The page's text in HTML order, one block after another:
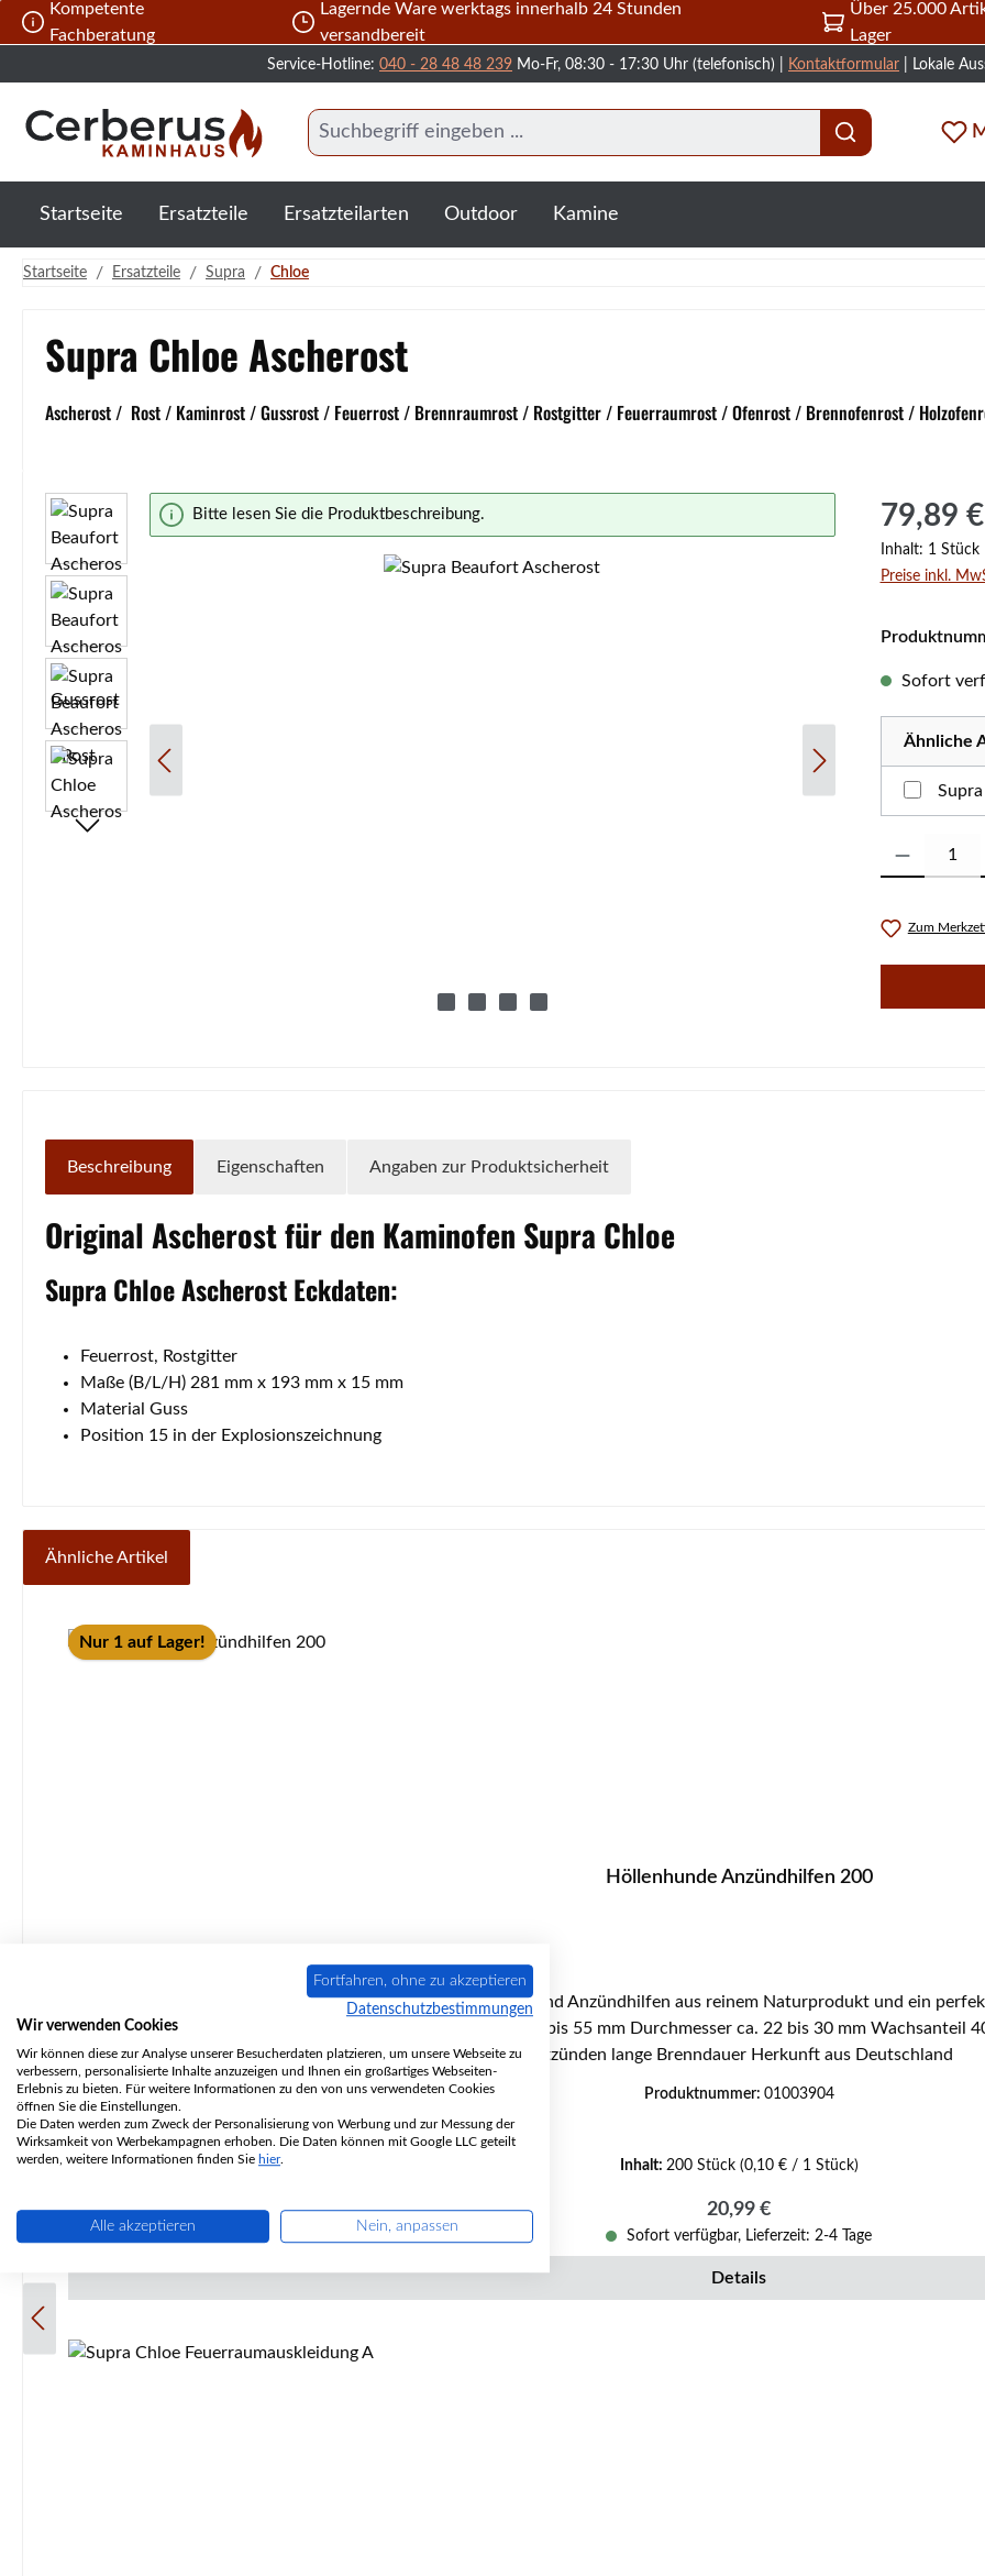
Hauptinhalt springen
Zur Suche springen
Zur Hauptnavigation springen
Kompetente
Fachberatung
Lagernde Ware werktags innerhalb 24 Stunden
versandbereit
Über 25.000
Lager
Service-Hotline: 040 - 28 48 48 239 Mo-Fr, 08:30 - 17:30 Uhr (telefonisch) | Kontaktformular | Lokale
Startseite Ersatzteile Ersatzteilarten Outdoor Kamine
Startseite / Ersatzteile / Supra / Chloe
Supra Chloe Ascherost
Ascherost / Rost / Kaminrost / Gussrost / Feuerrost / Brennraumrost / Rostgitter / Feuerraumrost / Ofenrost / Brennofenrost /
Bildergalerie überspringen
Bitte lesen Sie die Produktbeschreibung.
Regulärer
79,89 €
Inhalt: 1 Stück
Preise inkl.
Sofort
Ähnliche
Produkt
Zum
Beschreibung Eigenschaften Angaben zur Produktsicherheit
OriginalAscherostfür den Kaminofen Supra Chloe
SupraChloeAscherostEckdaten:
Feuerrost, Rostgitter
Maße (B/L/H) 281 mm x 193 mm x 15 mm
Material Guss
Position 15 in der Explosionszeichnung
Ähnliche Artikel
Nur 1 auf Lager!
Höllenhunde Anzündhilfen 200
Höllenhunde Anzündhilfen 200 Cerberus "Höllenhunde" sind Anzündhilfen aus reinem Naturprodukt und ein
Kamin. Höllenhunde Eckdaten: Inhalt 200 Stück Länge 50 bis 55 mm Durchmesser ca. 22 bis 30 mm Wachsanteil 40 bis 50 % Holzarten sind Fichte und Kiefer leichtes
entzünden lange Brenndauer Herkunft aus Deutschland
Produktnummer: 01003904
Inhalt: 200 Stück (0,10 € / 1 Stück)
Regulärer Preis:
20,99 €
Sofort verfügbar, Lieferzeit: 2-4 Tage
Details
Fortfahren, ohne zu akzeptieren
Datenschutzbestimmungen
Wir verwenden Cookies
Wir können diese zur Analyse unserer Besucherdaten platzieren, um unsere Webseite zu
verbessern, personalisierte Inhalte anzuzeigen und Ihnen ein großartiges Webseiten-
Erlebnis zu bieten. Für weitere Informationen zu den von uns verwendeten Cookies
öffnen Sie die Einstellungen.
Die Daten werden zum Zweck der Personalisierung von Werbung und zur Messung der
Wirksamkeit von Werbekampagnen erhoben. Die Daten können mit Google LLC geteilt
werden, weitere Informationen finden Sie hier.
Alle akzeptieren Nein, anpassen